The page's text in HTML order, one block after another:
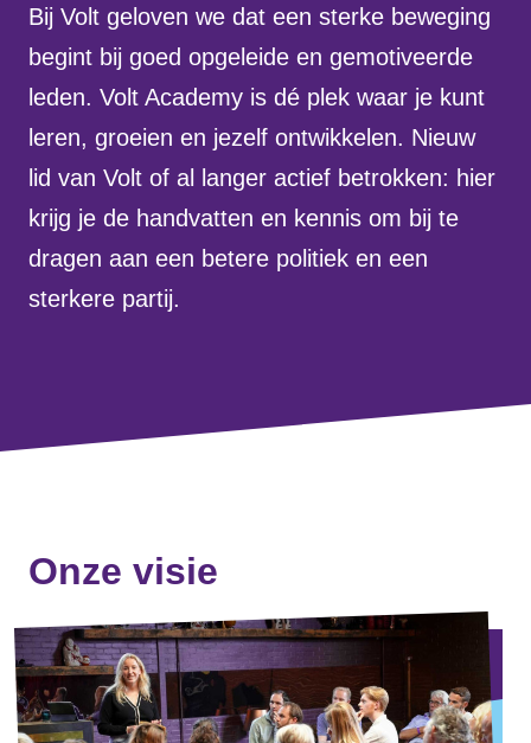
Volt Drenthe
Volt Fryslân
Volt Provincie Utrecht
...alle Volt provincies
Agenda
Doneer
Word lid
Word actief
Doneer
Werken bij Volt
Contact
Sprekersaanvraag
Volt There - Buitenlandstichting Volt
Bij Volt geloven we dat een sterke beweging
begint bij goed opgeleide en gemotiveerde
leden. Volt Academy is dé plek waar je kunt
leren, groeien en jezelf ontwikkelen. Nieuw
lid van Volt of al langer actief betrokken: hier
krijg je de handvatten en kennis om bij te
dragen aan een betere politiek en een
sterkere partij.
Onze visie